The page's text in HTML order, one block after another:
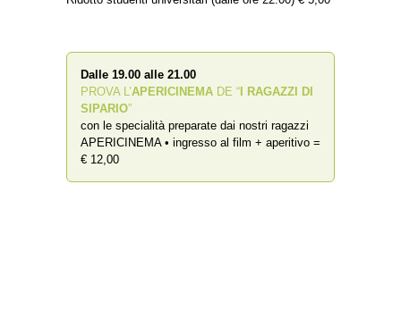
Dalle 19.00 alle 21.00
PROVA L’APERICINEMA DE “ I RAGAZZI DI
SIPARIO”
con le specialità preparate dai nostri ragazzi
APERICINEMA • ingresso al film + aperitivo =
€ 12,00